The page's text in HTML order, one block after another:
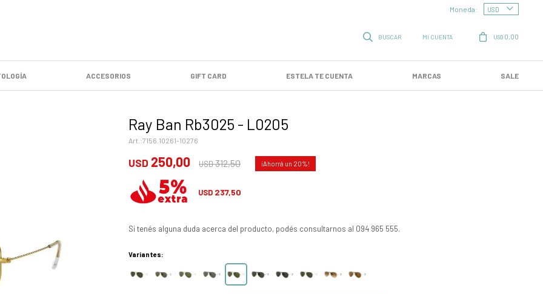
ACCESORIOS GIFT CARD ESTELA TE CUENTA MARCAS SALE
USD 0,00
Moneda:
Ray Ban Rb3025 - L0205
7156.10261-10276
USD 250,00 USD312,50 20
USD 237,50
Si tenés alguna duda acerca del producto, podés consultarnos al 094 965 555.
Variantes: